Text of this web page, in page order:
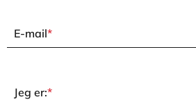
E-mail*
Jeg er:*